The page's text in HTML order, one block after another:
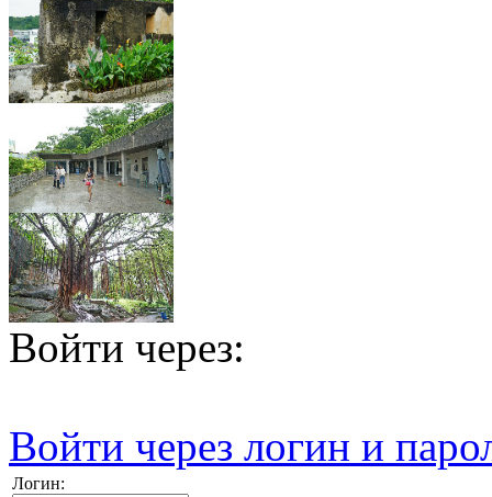
Войти через:
Войти через логин и
Логин: